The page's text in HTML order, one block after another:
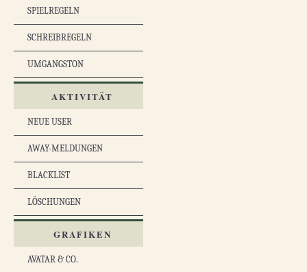
SPIELREGELN
SCHREIBREGELN
UMGANGSTON
AKTIVITÄT
NEUE USER
AWAY-MELDUNGEN
BLACKLIST
LÖSCHUNGEN
GRAFIKEN
AVATAR & CO.